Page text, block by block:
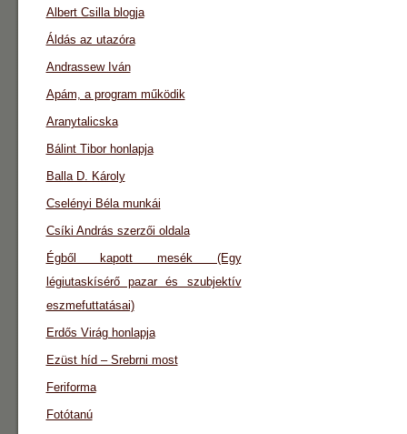
Albert Csilla blogja
Áldás az utazóra
Andrassew Iván
Apám, a program működik
Aranytalicska
Bálint Tibor honlapja
Balla D. Károly
Cselényi Béla munkái
Csíki András szerzői oldala
Égből kapott mesék (Egy
légiutaskísérő pazar és szubjektív
eszmefuttatásai)
Erdős Virág honlapja
Ezüst híd – Srebrni most
Feriforma
Fotótanú